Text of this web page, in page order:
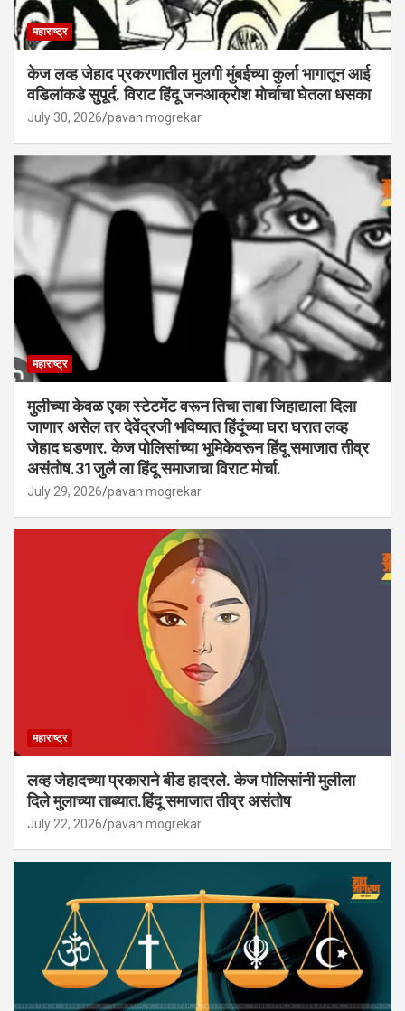
महाराष्ट्र
केज लव्ह जेहाद प्रकरणातील मुलगी मुंबईच्या कुर्ला भागातून आई
वडिलांकडे सुपूर्द. विराट हिंदू जनआक्रोश मोर्चाचा घेतला धसका
July 30, 2026 pavan mogrekar
महाराष्ट्र
मुलीच्या केवळ एका स्टेटमेंट वरून तिचा ताबा जिहाद्याला दिला
जाणार असेल तर देवेंद्रजी भविष्यात हिंदूंच्या घरा घरात लव्ह
जेहाद घडणार. केज पोलिसांच्या भूमिकेवरून हिंदू समाजात तीव्र
असंतोष.31जुलै ला हिंदू समाजाचा विराट मोर्चा.
July 29, 2026 pavan mogrekar
महाराष्ट्र
लव्ह जेहादच्या प्रकाराने बीड हादरले. केज पोलिसांनी मुलीला
दिले मुलाच्या ताब्यात.हिंदू समाजात तीव्र असंतोष
July 22, 2026 pavan mogrekar